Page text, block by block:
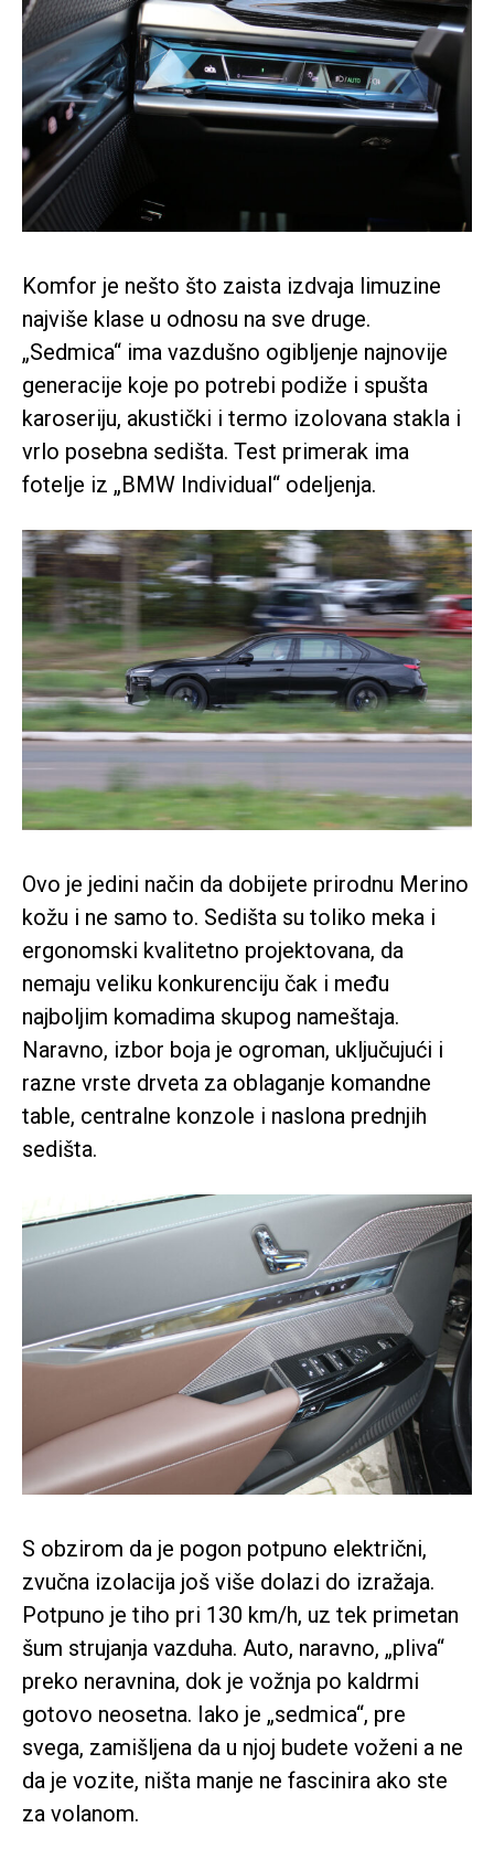
Komfor je nešto što zaista izdvaja limuzine
najviše klase u odnosu na sve druge.
„Sedmica“ ima vazdušno ogibljenje najnovije
generacije koje po potrebi podiže i spušta
karoseriju, akustički i termo izolovana stakla i
vrlo posebna sedišta. Test primerak ima
fotelje iz „BMW Individual“ odeljenja.
Ovo je jedini način da dobijete prirodnu Merino
kožu i ne samo to. Sedišta su toliko meka i
ergonomski kvalitetno projektovana, da
nemaju veliku konkurenciju čak i među
najboljim komadima skupog nameštaja.
Naravno, izbor boja je ogroman, uključujući i
razne vrste drveta za oblaganje komandne
table, centralne konzole i naslona prednjih
sedišta.
S obzirom da je pogon potpuno električni,
zvučna izolacija još više dolazi do izražaja.
Potpuno je tiho pri 130 km/h, uz tek primetan
šum strujanja vazduha. Auto, naravno, „pliva“
preko neravnina, dok je vožnja po kaldrmi
gotovo neosetna. Iako je „sedmica“, pre
svega, zamišljena da u njoj budete voženi a ne
da je vozite, ništa manje ne fascinira ako ste
za volanom.